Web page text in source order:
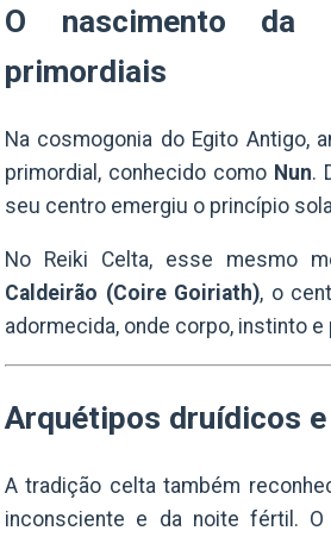
O nascimento da
primordiais
Na cosmogonia do Egito Antigo,
primordial, conhecido como Nun.
seu centro emergiu o princípio
No Reiki Celta, esse mesmo
Caldeirão (Coire Goiriath), o
adormecida, onde corpo, instinto
Arquétipos druídicos
A tradição celta também
inconsciente e da noite fértil. O